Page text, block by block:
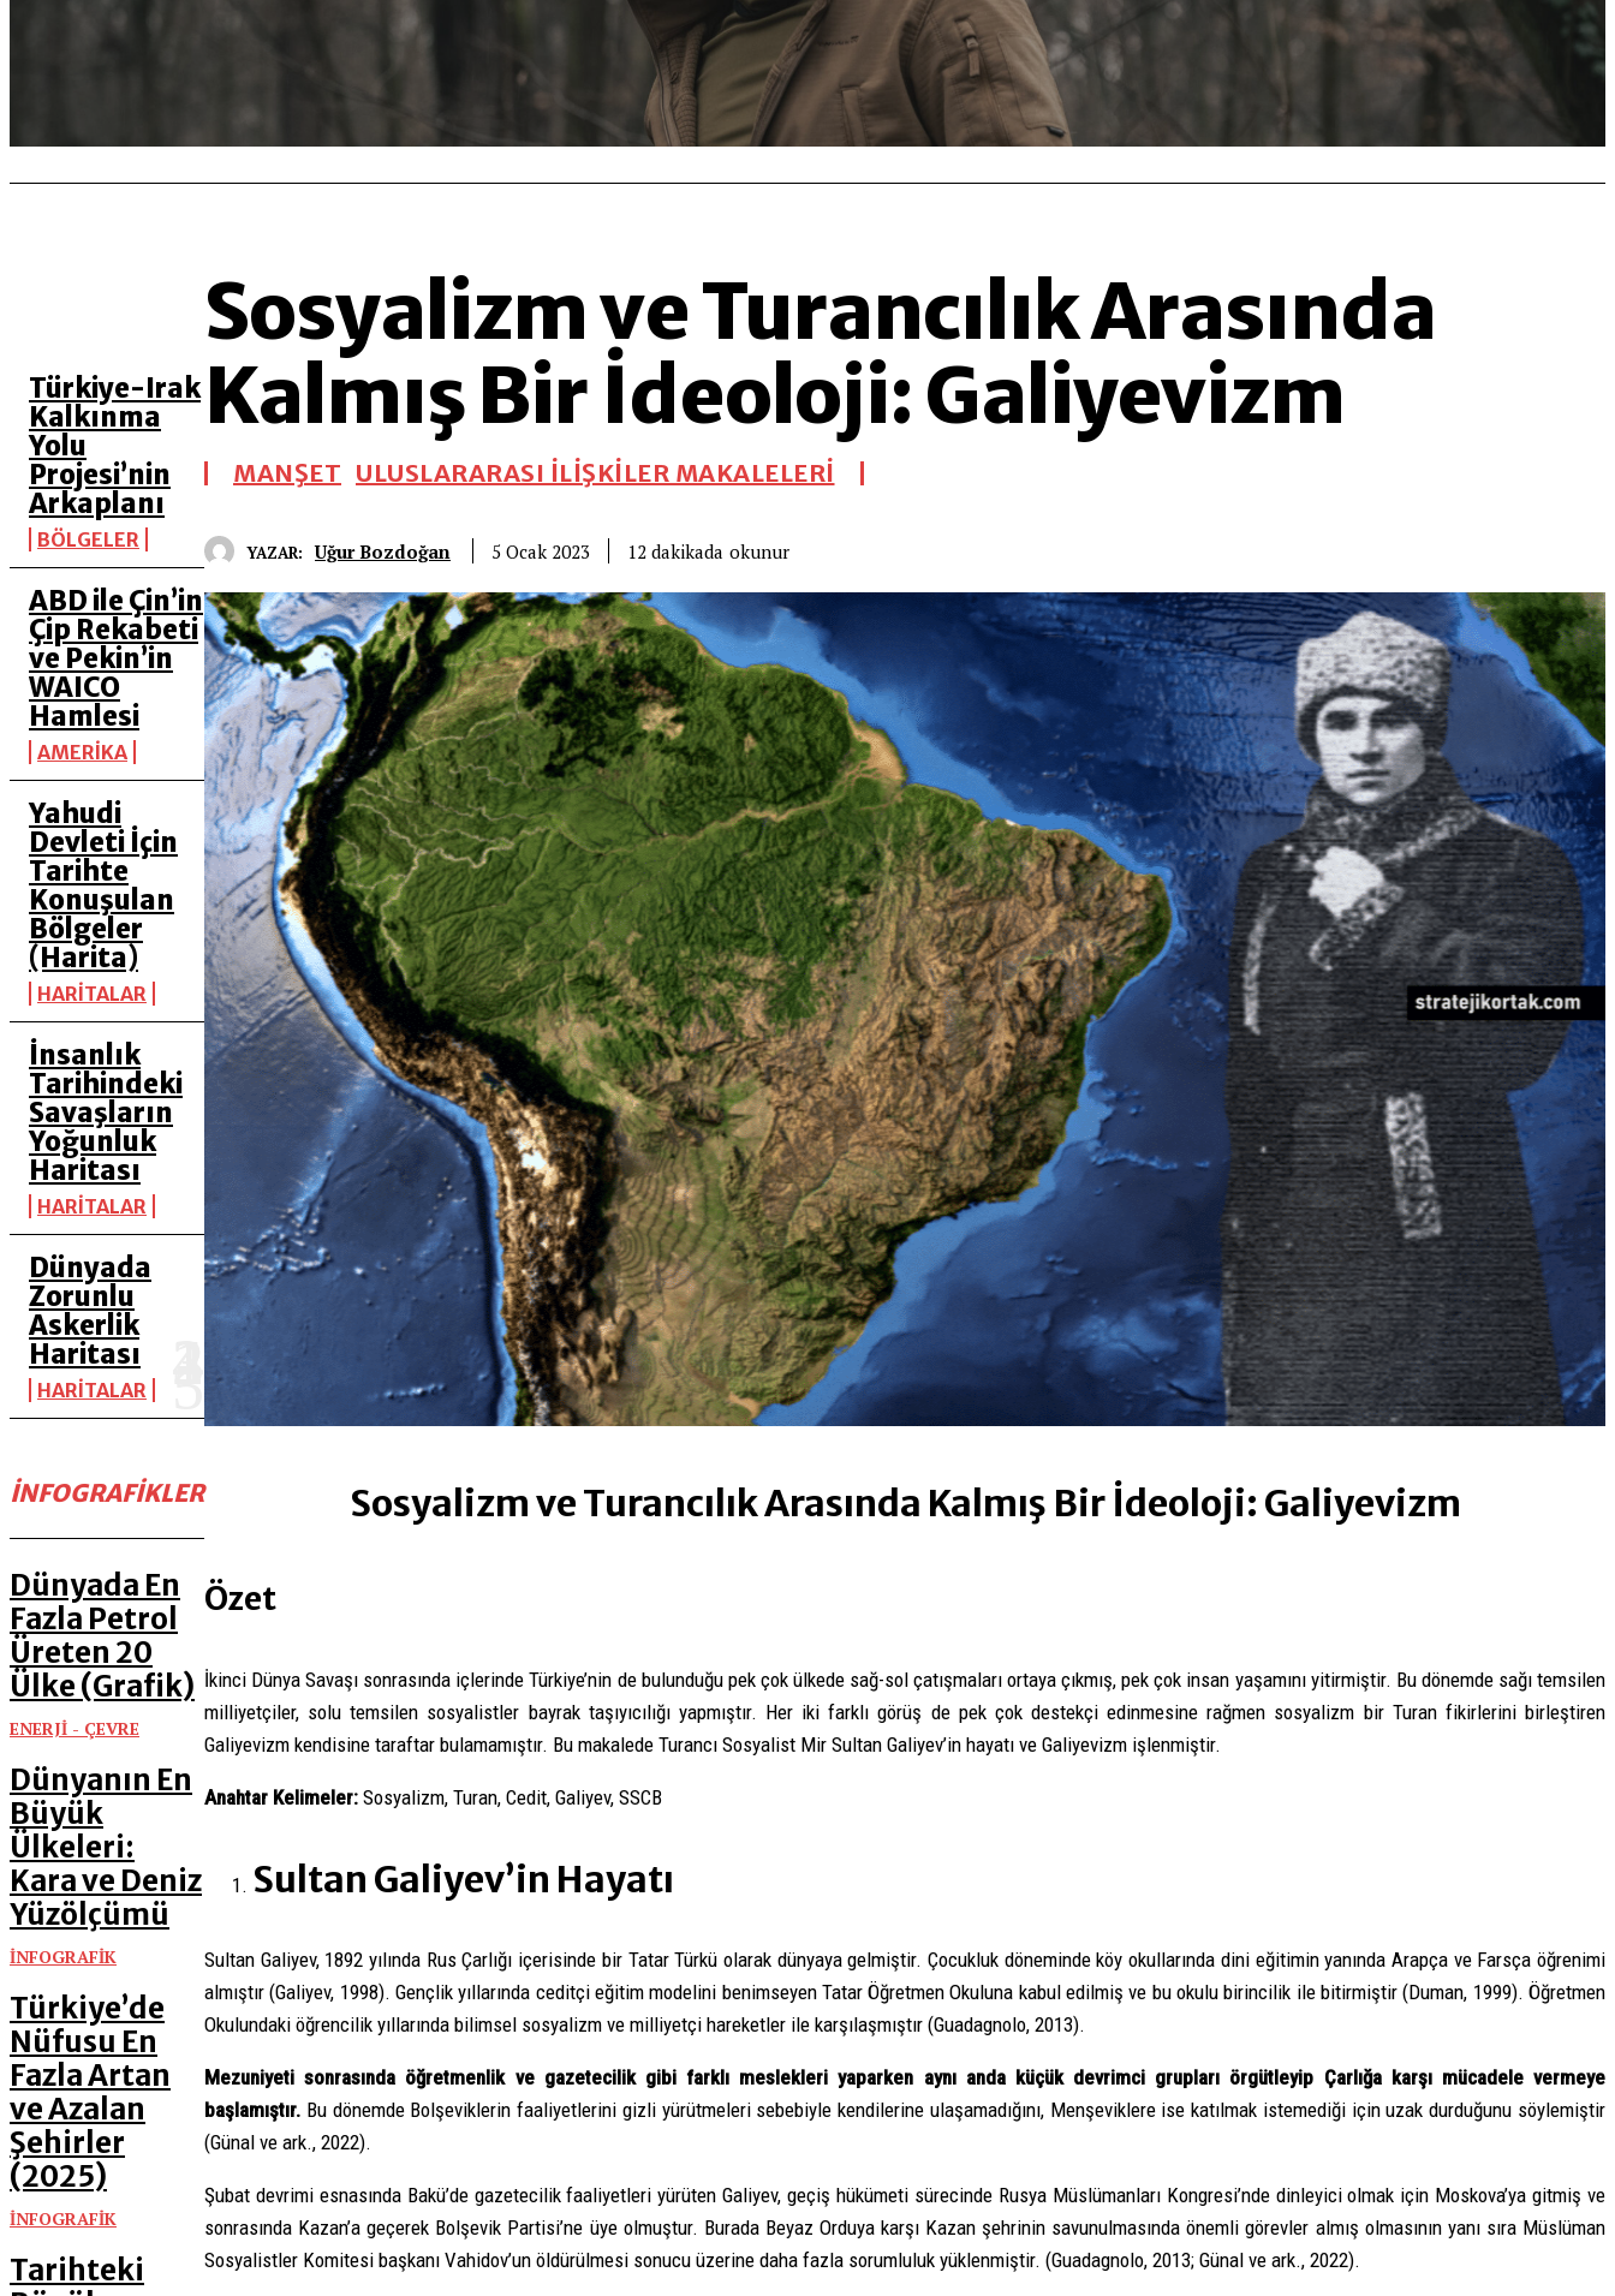
Türkiye-Irak
Kalkınma
Yolu
Projesi’nin
Arkaplanı
BÖLGELER
ABD ile Çin’in
Çip Rekabeti
ve Pekin’in
WAICO
Hamlesi
AMERİKA
Yahudi
Devleti İçin
Tarihte
Konuşulan
Bölgeler
(Harita)
HARİTALAR
İnsanlık
Tarihindeki
Savaşların
Yoğunluk
Haritası
HARİTALAR
Dünyada
Zorunlu
Askerlik
Haritası
HARİTALAR
İNFOGRAFIKLER
Dünyada En
Fazla Petrol
Üreten 20
Ülke (Grafik)
ENERJİ - ÇEVRE
Dünyanın En
Büyük
Ülkeleri:
Kara ve Deniz
Yüzölçümü
İNFOGRAFİK
Türkiye’de
Nüfusu En
Fazla Artan
ve Azalan
Şehirler
(2025)
İNFOGRAFİK
Tarihteki
Sosyalizm ve Turancılık Arasında
Kalmış Bir İdeoloji: Galiyevizm
MANŞET ULUSLARARASI İLİŞKİLER MAKALELERİ
YAZAR: Uğur Bozdoğan 5 Ocak 2023 12 dakikada okunur
Sosyalizm ve Turancılık Arasında Kalmış Bir İdeoloji: Galiyevizm
Özet
İkinci Dünya Savaşı sonrasında içlerinde Türkiye’nin de bulunduğu pek çok ülkede sağ-sol çatışmaları ortaya çıkmış, pek çok insan yaşamını yitirmiştir. Bu dönemde sağı temsilen
milliyetçiler, solu temsilen sosyalistler bayrak taşıyıcılığı yapmıştır. Her iki farklı görüş de pek çok destekçi edinmesine rağmen sosyalizm bir Turan fikirlerini birleştiren
Galiyevizm kendisine taraftar bulamamıştır. Bu makalede Turancı Sosyalist Mir Sultan Galiyev’in hayatı ve Galiyevizm işlenmiştir.
Anahtar Kelimeler: Sosyalizm, Turan, Cedit, Galiyev, SSCB
Sultan Galiyev’in Hayatı
Sultan Galiyev, 1892 yılında Rus Çarlığı içerisinde bir Tatar Türkü olarak dünyaya gelmiştir. Çocukluk döneminde köy okullarında dini eğitimin yanında Arapça ve Farsça öğrenimi
almıştır (Galiyev, 1998). Gençlik yıllarında ceditçi eğitim modelini benimseyen Tatar Öğretmen Okuluna kabul edilmiş ve bu okulu birincilik ile bitirmiştir (Duman, 1999). Öğretmen
Okulundaki öğrencilik yıllarında bilimsel sosyalizm ve milliyetçi hareketler ile karşılaşmıştır (Guadagnolo, 2013).
Mezuniyeti sonrasında öğretmenlik ve gazetecilik gibi farklı meslekleri yaparken aynı anda küçük devrimci grupları örgütleyip Çarlığa karşı mücadele vermeye
başlamıştır. Bu dönemde Bolşeviklerin faaliyetlerini gizli yürütmeleri sebebiyle kendilerine ulaşamadığını, Menşeviklere ise katılmak istemediği için uzak durduğunu söylemiştir
(Günal ve ark., 2022).
Şubat devrimi esnasında Bakü’de gazetecilik faaliyetleri yürüten Galiyev, geçiş hükümeti sürecinde Rusya Müslümanları Kongresi’nde dinleyici olmak için Moskova’ya gitmiş ve
sonrasında Kazan’a geçerek Bolşevik Partisi’ne üye olmuştur. Burada Beyaz Orduya karşı Kazan şehrinin savunulmasında önemli görevler almış olmasının yanı sıra Müslüman
Sosyalistler Komitesi başkanı Vahidov’un öldürülmesi sonucu üzerine daha fazla sorumluluk yüklenmiştir. (Guadagnolo, 2013; Günal ve ark., 2022).